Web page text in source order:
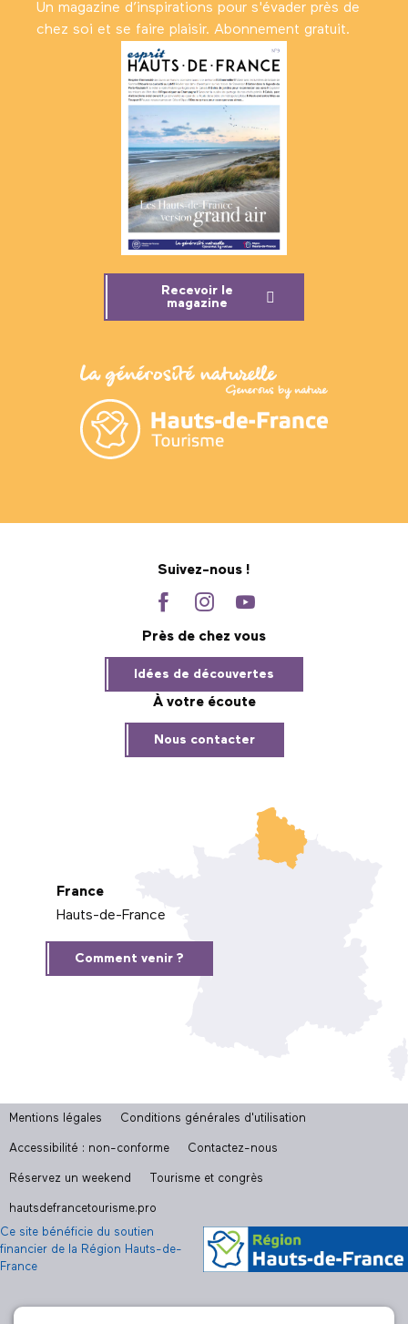
Un magazine d’inspirations pour s'évader près de
chez soi et se faire plaisir. Abonnement gratuit.
Recevoir le
magazine
Suivez-nous !
Près de chez vous
Idées de découvertes
À votre écoute
Nous contacter
France
Hauts-de-France
Comment venir ?
Mentions légales Conditions générales d'utilisation
Accessibilité : non-conforme Contactez-nous
Réservez un weekend Tourisme et congrès
hautsdefrancetourisme.pro
Ce site bénéficie du soutien
financier de la Région Hauts-de-
France